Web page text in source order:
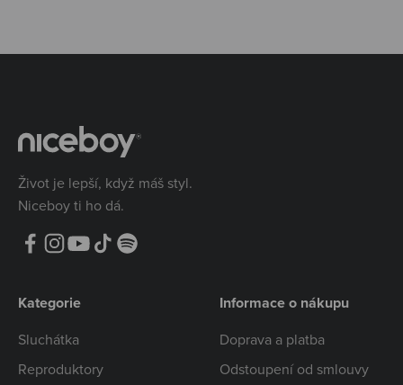
Život je lepší, když máš styl.
Niceboy ti ho dá.
Kategorie
Sluchátka
Reproduktory
Informace o nákupu
Doprava a platba
Odstoupení od smlouvy